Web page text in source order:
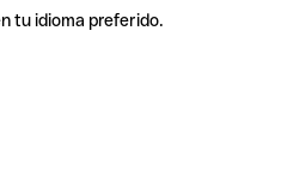
tu idioma preferido.